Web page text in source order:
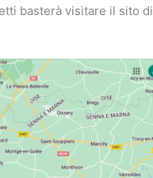
basterà visitare il sito di